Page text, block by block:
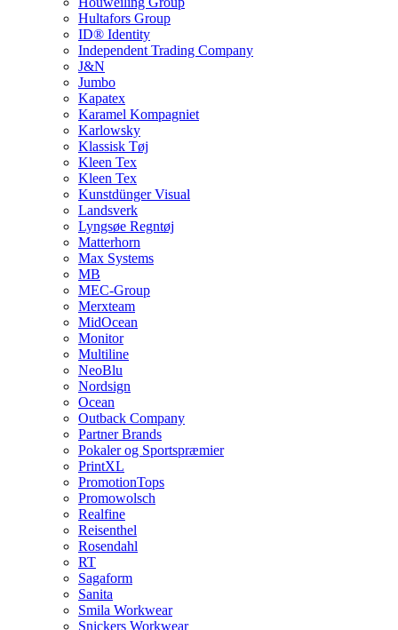
Hultafors Group
ID® Identity
Independent Trading Company
J&N
Jumbo
Kapatex
Karamel Kompagniet
Karlowsky
Klassisk Tøj
Kleen Tex
Kleen Tex
Kunstdünger Visual
Landsverk
Lyngsøe Regntøj
Matterhorn
Max Systems
MB
MEC-Group
Merxteam
MidOcean
Monitor
Multiline
NeoBlu
Nordsign
Ocean
Outback Company
Partner Brands
Pokaler og Sportspræmier
PrintXL
PromotionTops
Promowolsch
Realfine
Reisenthel
Rosendahl
RT
Sagaform
Sanita
Smila Workwear
Snickers Workwear